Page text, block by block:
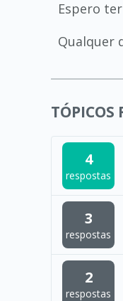
Espero
Qualquer
TÓPICOS
4
respostas
3
respostas
2
respostas